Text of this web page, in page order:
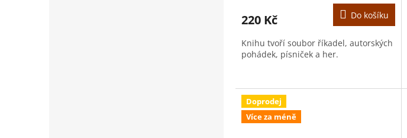
220 Kč Do košíku
Knihu tvoří soubor říkadel, autorských
pohádek, písniček a her.
Doprodej
Více za méně